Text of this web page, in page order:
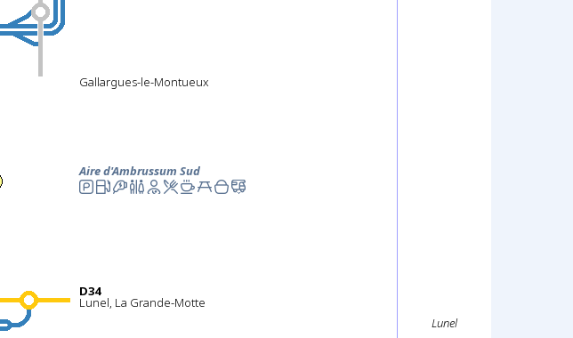
Gallargues-le-Montueux
Aire d'Ambrussum Sud
D34
Lunel, La Grande-Motte
Lunel